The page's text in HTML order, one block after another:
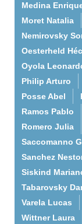
Medina
Moret Natalia
Nemirovsky
Oesterheld
Oyola
Philip Arturo
Posse Abel
Ramos Pablo
Romero Julia
Saccomanno
Sanchez
Siskind
Tabarovsky
Varela Lucas
Wittner Laura